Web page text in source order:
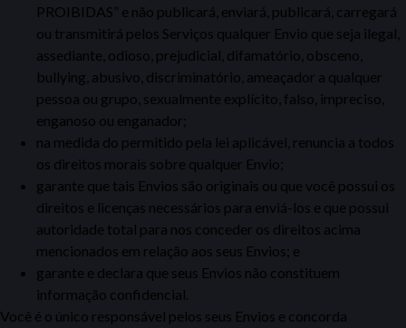
PROIBIDAS” e não publicará, enviará, publicará, carregará
ou transmitirá pelos Serviços qualquer Envio que seja ilegal,
assediante, odioso, prejudicial, difamatório, obsceno,
bullying, abusivo, discriminatório, ameaçador a qualquer
pessoa ou grupo, sexualmente explícito, falso, impreciso,
enganoso ou enganador;
na medida do permitido pela lei aplicável, renuncia a todos
os direitos morais sobre qualquer Envio;
garante que tais Envios são originais ou que você possui os
direitos e licenças necessários para enviá-los e que possui
autoridade total para nos conceder os direitos acima
mencionados em relação aos seus Envios; e
garante e declara que seus Envios não constituem
informação confidencial.
Você é o único responsável pelos seus Envios e concorda